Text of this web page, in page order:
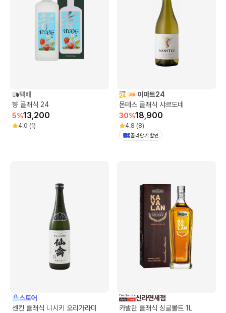
택배
향 클래식 24
5%13,200
4.0 (1)
이마트24
몬테스 클래식 샤르도네
30%18,900
4.8 (8)
골라담기 할인
스토어
센킨 클래식 니시키 오리가라미
신라면세점
카발란 클래식 싱글몰트 1L